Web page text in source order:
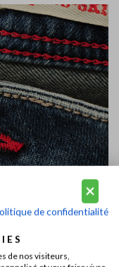
de confidentialité
de nos visiteurs,